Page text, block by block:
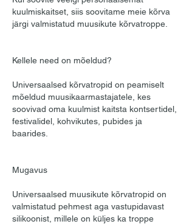
kuulmiskaitset, siis soovitame meie kõrva
järgi valmistatud muusikute kõrvatroppe.
Kellele need on mõeldud?
Universaalsed kõrvatropid on peamiselt
mõeldud muusikaarmastajatele, kes
soovivad oma kuulmist kaitsta kontsertidel,
festivalidel, kohvikutes, pubides ja
baarides.
Mugavus
Universaalsed muusikute kõrvatropid on
valmistatud pehmest aga vastupidavast
silikoonist, millele on küljes ka troppe